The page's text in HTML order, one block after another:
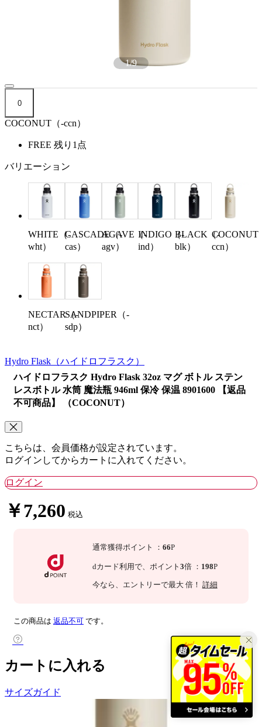
1/9
0
COCONUT（-ccn）
FREE 残り1点
バリエーション
WHITE（-
wht）
CASCADE（-
cas）
AGAVE（-
agv）
INDIGO（-
ind）
BLACK（-
blk）
COCONUT
ccn）
NECTAR（-
nct）
SANDPIPER（-
sdp）
Hydro Flask （ハイドロフラスク）
ハイドロフラスク Hydro Flask 32oz マグ ボトル ステン
レスボトル 水筒 魔法瓶 946ml 保冷 保温 8901600 【返品
不可商品】 （COCONUT）
こちらは、会員価格が設定されています。
ログインしてからカートに入れてください。
ログイン
￥7,260 税込
通常獲得ポイント ： 66P
dカード利用で、 ポイント 3倍 ： 198P
今なら 、エントリーで最大 倍！ 詳細
この商品は 返品不可 です。
カートに入れる
サイズガイド